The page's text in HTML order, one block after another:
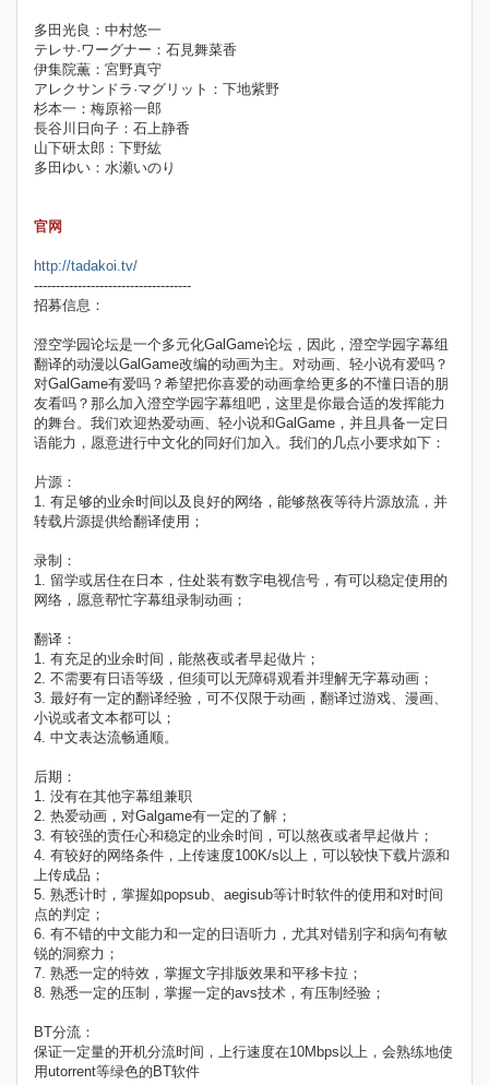
多田光良：中村悠一
テレサ·ワーグナー：石見舞菜香
伊集院薫：宮野真守
アレクサンドラ·マグリット：下地紫野
杉本一：梅原裕一郎
長谷川日向子：石上静香
山下研太郎：下野紘
多田ゆい：水瀬いのり
官网
http://tadakoi.tv/
------------------------------------
招募信息：
澄空学园论坛是一个多元化GalGame论坛，因此，澄空学园字幕组
翻译的动漫以GalGame改编的动画为主。对动画、轻小说有爱吗？
对GalGame有爱吗？希望把你喜爱的动画拿给更多的不懂日语的朋
友看吗？那么加入澄空学园字幕组吧，这里是你最合适的发挥能力
的舞台。我们欢迎热爱动画、轻小说和GalGame，并且具备一定日
语能力，愿意进行中文化的同好们加入。我们的几点小要求如下：
片源：
1. 有足够的业余时间以及良好的网络，能够熬夜等待片源放流，并
转载片源提供给翻译使用；
录制：
1. 留学或居住在日本，住处装有数字电视信号，有可以稳定使用的
网络，愿意帮忙字幕组录制动画；
翻译：
1. 有充足的业余时间，能熬夜或者早起做片；
2. 不需要有日语等级，但须可以无障碍观看并理解无字幕动画；
3. 最好有一定的翻译经验，可不仅限于动画，翻译过游戏、漫画、
小说或者文本都可以；
4. 中文表达流畅通顺。
后期：
1. 没有在其他字幕组兼职
2. 热爱动画，对Galgame有一定的了解；
3. 有较强的责任心和稳定的业余时间，可以熬夜或者早起做片；
4. 有较好的网络条件，上传速度100K/s以上，可以较快下载片源和
上传成品；
5. 熟悉计时，掌握如popsub、aegisub等计时软件的使用和对时间
点的判定；
6. 有不错的中文能力和一定的日语听力，尤其对错别字和病句有敏
锐的洞察力；
7. 熟悉一定的特效，掌握文字排版效果和平移卡拉；
8. 熟悉一定的压制，掌握一定的avs技术，有压制经验；
BT分流：
保证一定量的开机分流时间，上行速度在10Mbps以上，会熟练地使
用utorrent等绿色的BT软件